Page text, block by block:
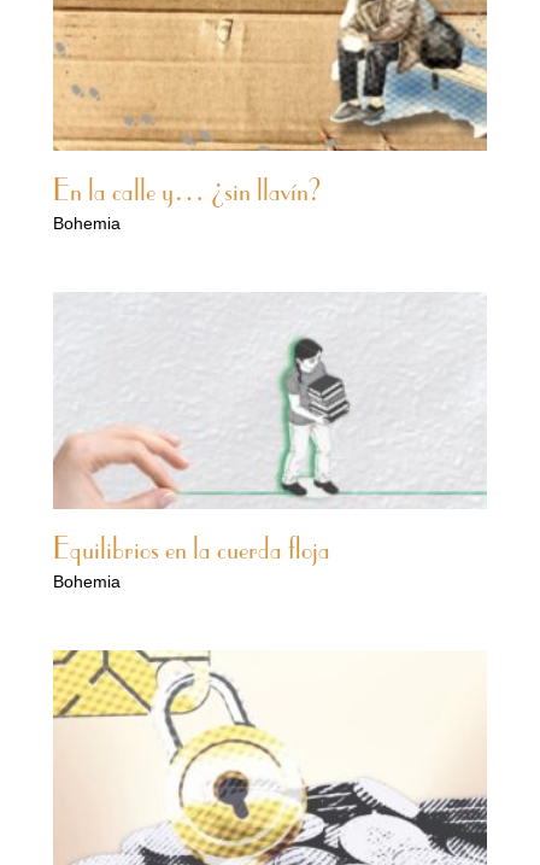
En la calle y… ¿sin llavín?
Bohemia
Equilibrios en la cuerda floja
Bohemia